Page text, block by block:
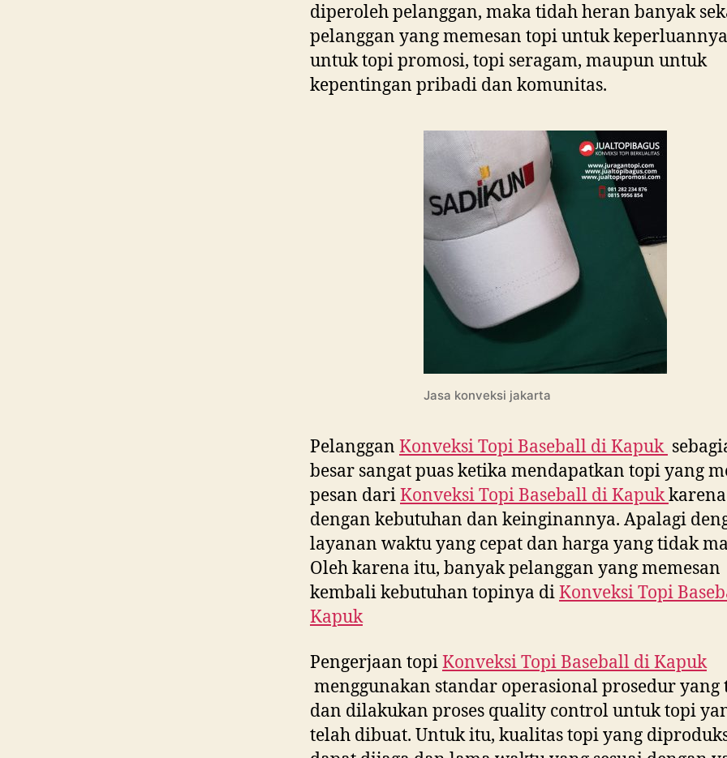
diperoleh pelanggan, maka tidah heran banyak
pelanggan yang memesan topi untuk
untuk topi promosi, topi seragam, maupun untuk
kepentingan pribadi dan komunitas.
Jasa konveksi jakarta
Pelanggan Konveksi Topi Baseball diKapuk
besar sangat puas ketika mendapatkan topi yang
pesan dariKonveksi Topi Baseball diKapuk
dengan kebutuhan dan keinginannya. Apalagi
layanan waktu yang cepat dan harga yang tidak
Oleh karena itu, banyak pelanggan yang memesan
kembali kebutuhan topinya diKonveksi Topi
Kapuk
Pengerjaan topiKonveksi Topi Baseball diKapuk
menggunakan standar operasional prosedur yang
dan dilakukan proses quality control untuk topi
telah dibuat. Untuk itu, kualitas topi yang